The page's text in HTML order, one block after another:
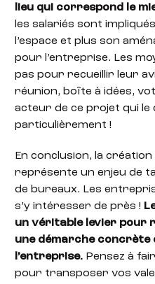
lieu qui correspond le
les salariés sont
l’espace et plus son
pour l’entreprise. Les
pas pour recueillir leur
réunion, boîte à idées,
acteur de ce projet qui
particulièrement !
En conclusion, la
représente un enjeu de
de bureaux. Les
s’y intéresser de près !
un véritable levier pour
une démarche concrète
l’entreprise. Pensez à
pour transposer vos